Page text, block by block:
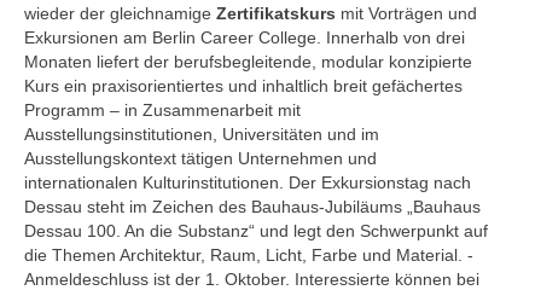
wieder der gleichnamige Zertifikatskurs mit Vorträgen und
Exkursionen am Berlin Career College. Innerhalb von drei
Monaten liefert der berufsbegleitende, modular konzipierte
Kurs ein praxisorientiertes und inhaltlich breit gefächertes
Programm – in Zusammenarbeit mit
Ausstellungsinstitutionen, Universitäten und im
Ausstellungskontext tätigen Unternehmen und
internationalen Kulturinstitutionen. Der Exkursionstag nach
Dessau steht im Zeichen des Bauhaus-Jubiläums „Bauhaus
Dessau 100. An die Substanz“ und legt den Schwerpunkt auf
die Themen Architektur, Raum, Licht, Farbe und Material. -
Anmeldeschluss ist der 1. Oktober. Interessierte können bei